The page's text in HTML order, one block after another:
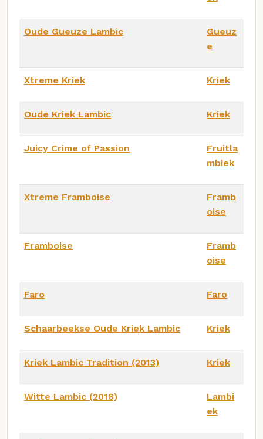
Oude Gueuze Lambic
Gueuz
e
Xtreme Kriek Kriek
Oude Kriek Lambic Kriek
Juicy Crime of Passion
Fruitla
mbiek
Xtreme Framboise
Framb
oise
Framboise
Framb
oise
Faro Faro
Schaarbeekse Oude Kriek Lambic Kriek
Kriek Lambic Tradition (2013) Kriek
Witte Lambic (2018)
Lambi
ek